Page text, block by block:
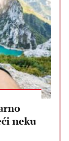
neku